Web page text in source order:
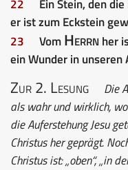
22
Ein Stein, den
er ist zum Eckstein
23
VomHerrnher
ein Wunder in unseren
Zur 2. Lesung
Die
als wahr und wirklich,
die Auferstehung Jesu
Christus her geprägt.
Christus ist: „oben“, „in